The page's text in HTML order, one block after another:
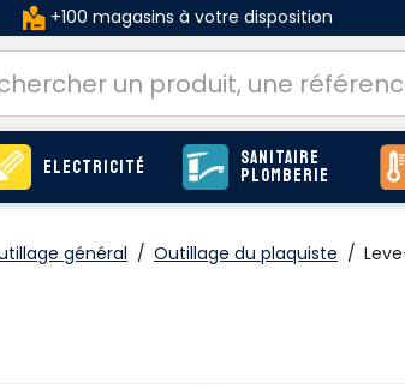
+100 magasins à votre disposition
Electricité Sanitaire
Plomberie
général / Outillage du plaquiste /